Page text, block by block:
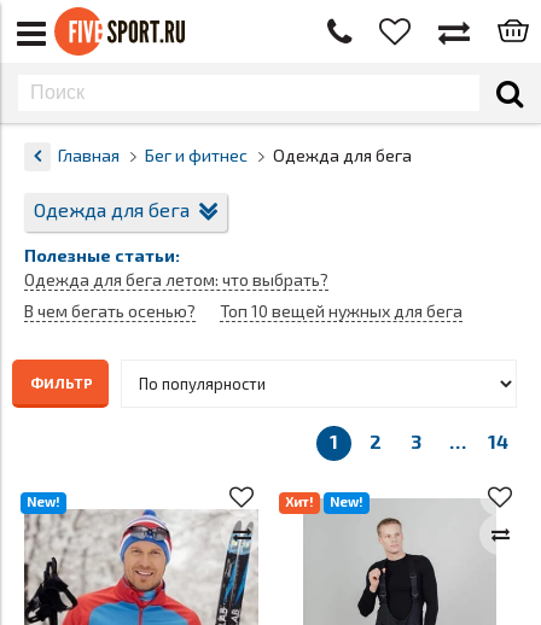
Главная Бег и фитнес Одежда для бега
Одежда для бега
Полезные статьи:
Одежда для бега летом: что выбрать?
В чем бегать осенью?
Топ 10 вещей нужных для бега
ФИЛЬТР
1 2 3 … 14
New! Хит! New!